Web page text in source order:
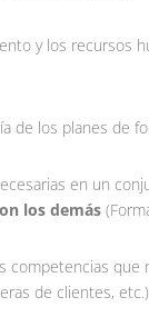
y los recursos
de los planes
en un
los demás
competencias
de clientes, etc.)